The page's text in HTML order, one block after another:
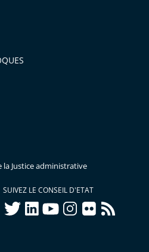
la Justice administrative
SUIVEZ LE CONSEIL D'ETAT
twitterlinkedInyoutubeinstagram
flickr rss